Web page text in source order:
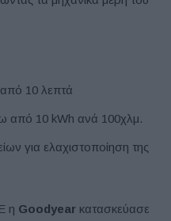
10 λεπτά
από 10 kWh ανά 100χλμ.
για ελαχιστοποίηση της
η Goodyear κατασκεύασε